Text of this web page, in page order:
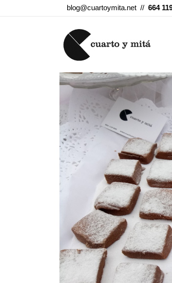
blog@cuartoymita.net // 664